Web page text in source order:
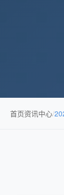
首页资讯中心/